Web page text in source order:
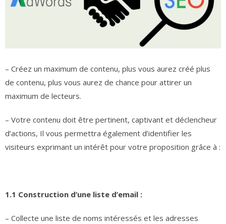
– Créez un maximum de contenu, plus vous aurez créé plus
de contenu, plus vous aurez de chance pour attirer un
maximum de lecteurs.
– Votre contenu doit être pertinent, captivant et déclencheur
d’actions, Il vous permettra également d’identifier les
visiteurs exprimant un intérêt pour votre proposition grâce à :
1.1 Construction d’une liste d’email :
– Collecte une liste de noms intéressés et les adresses